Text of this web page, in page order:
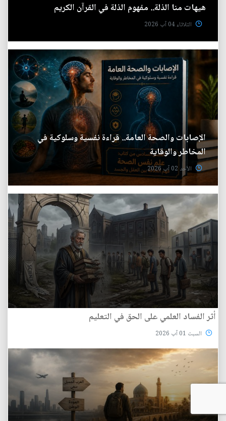
هيهات منا الذلة.. مفهوم الذلة في القرآن الكريم
الثلاثاء 04 آب 2026
الإصابات والصحة العامة.. قراءة نفسية وسلوكية في
المخاطر والوقاية
الأحد 02 آب 2026
أثر الفساد العلمي على الحق في التعليم
السبت 01 آب 2026